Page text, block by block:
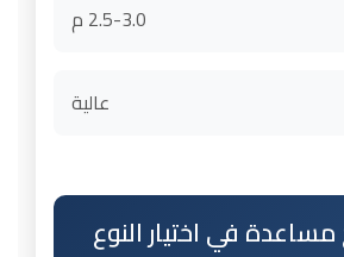
2.5-3.0 م
عالية
في اختيار النوع